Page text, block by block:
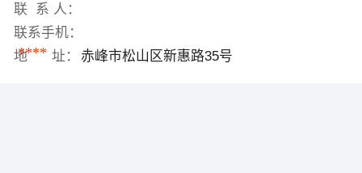
联 系 人：
联系手机：
****
地 址： 赤峰市松山区新惠路35号